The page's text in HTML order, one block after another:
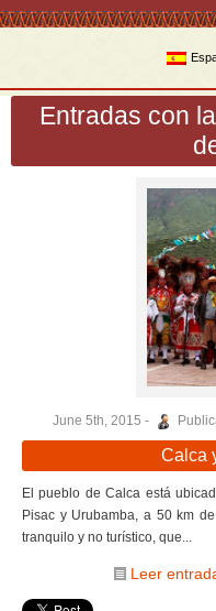
Entradas con
June 5th, 2015 -
Calca
El pueblo de Calca está
Pisac y Urubamba, a 50 km
tranquilo y no turístico, que...
Leer